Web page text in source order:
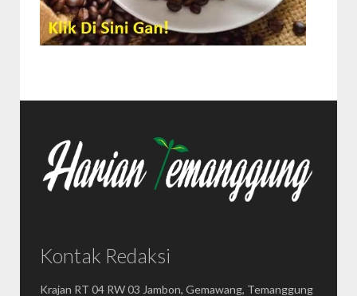
Kontak Redaksi
Krajan RT 04 RW 03 Jambon, Gemawang, Temanggung